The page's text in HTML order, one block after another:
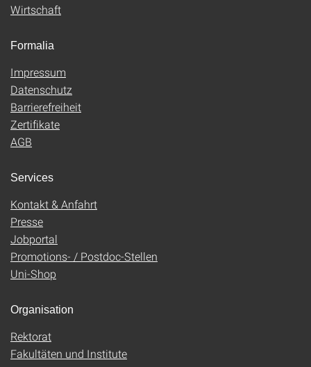
Wirtschaft
Formalia
Impressum
Datenschutz
Barrierefreiheit
Zertifikate
AGB
Services
Kontakt & Anfahrt
Presse
Jobportal
Promotions- / Postdoc-Stellen
Uni-Shop
Organisation
Rektorat
Fakultäten und Institute